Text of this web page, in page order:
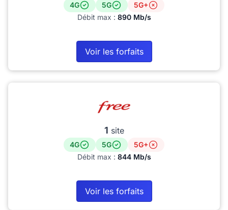
4G 5G
5G+
Débit max : 890 Mb/s
Voir les forfaits
1 site
4G 5G
5G+
Débit max : 844 Mb/s
Voir les forfaits